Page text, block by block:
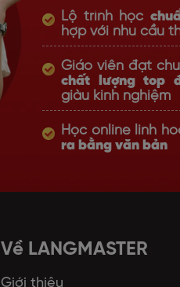
Lộ trình học
hợp với nhu cầu
Giáo viên đạt
chất lượng top
giàu kinh nghiệm
Học online linh
ra bằng văn bản
Về LANGMASTER
Giới thiệu